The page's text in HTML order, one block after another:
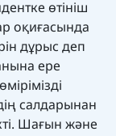
өтініш
оқиғасында
дұрыс деп
ере
салдарынан
Шағын және